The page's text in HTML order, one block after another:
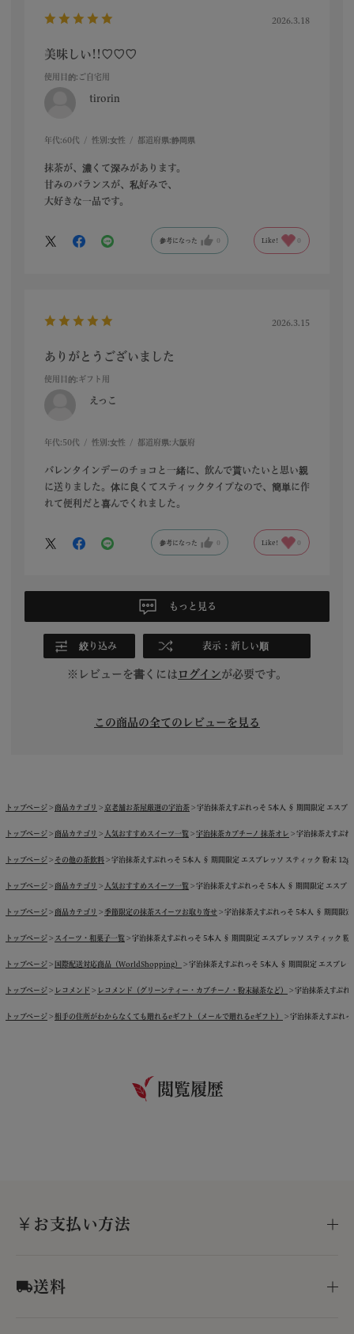
2026.3.18
美味しい!!♡♡♡
使用目的:ご自宅用
tirorin
年代: 60代 性別:女性 都道府県:静岡県
抹茶が、濃くて深みがあります。
甘みのバランスが、私好みで、
大好きな一品です。
参考になった Like!
2026.3.15
ありがとうございました
使用目的:ギフト用
えっこ
年代: 50代 性別:女性 都道府県: 大阪府
バレンタインデーのチョコと一緒に、飲んで貰いたいと思い親
に送りました。体に良くてスティックタイプなので、簡単に作
れて便利だと喜んでくれました。
参考になった 0 Like! 0
もっと見る
絞り込み 表示：新しい順
※レビューを書くには ログインが必要です。
この商品の全てのレビューを見る
トップページ 商品カテゴリ 京老舗お茶屋厳選の宇治茶 宇治抹茶えすぷれっそ 5本入 § 期間限定 エスプ
トップページ 商品カテゴリ 人気おすすめスイーツ一覧 宇治抹茶カプチーノ 抹茶オレ 宇治抹茶えすぷ
トップページ その他の茶飲料 宇治抹茶えすぷれっそ 5本入 § 期間限定 エスプレッソ スティック 粉末 12g
トップページ 商品カテゴリ 人気おすすめスイーツ一覧 宇治抹茶えすぷれっそ 5本入 § 期間限定 エスプ
トップページ 商品カテゴリ 季節限定の抹茶スイーツお取り寄せ 宇治抹茶えすぷれっそ 5本入 § 期間限
トップページ スイーツ・和菓子一覧 宇治抹茶えすぷれっそ 5本入 § 期間限定 エスプレッソ スティック 粉
トップページ 国際配送対応商品（WorldShopping） 宇治抹茶えすぷれっそ 5本入 § 期間限定 エスプレ
トップページ レコメンド レコメンド（グリーンティー・カプチーノ・粉末緑茶など） 宇治抹茶えすぷれ
トップページ 相手の住所がわからなくても贈れるeギフト（メールで贈れるeギフト） 宇治抹茶えすぷれ
閲覧履歴
お支払い方法
送料